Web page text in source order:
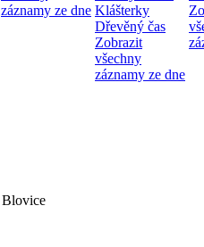
záznamy ze dne Klášterky
Dřevěný čas
Zobrazit
všechny
záznamy ze dne